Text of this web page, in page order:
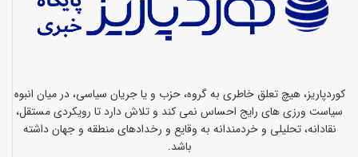
کوردپاریز، هیچ تعلق خاطری به گروه، حزب و یا جریان سیاسی، در میان انبوه
سیاست ورزی های رایج احساس نمی کند و تلاش دارد تا رویکردی مستقل،
نقادانه، تحلیلی و خردمندانه به وقایع و رخدادهای منطقه و جهان داشته
باشد.